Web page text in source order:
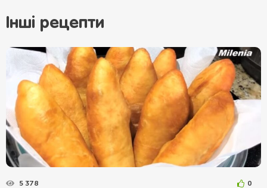
Інші рецепти
5 378 0